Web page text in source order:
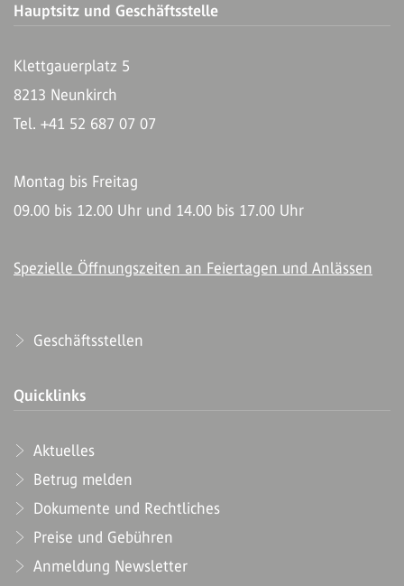
Hauptsitz und Geschäftsstelle
Klettgauerplatz 5
8213 Neunkirch
Tel. +41 52 687 07 07
Montag bis Freitag
09.00 bis 12.00 Uhr und 14.00 bis 17.00 Uhr
Spezielle Öffnungszeiten an Feiertagen und Anlässen
Geschäftsstellen
Quicklinks
Aktuelles
Betrug melden
Dokumente und Rechtliches
Preise und Gebühren
Anmeldung Newsletter